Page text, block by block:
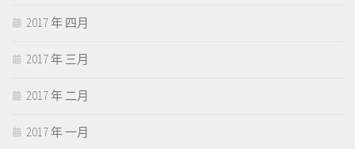
2017 年 四月
2017 年 三月
2017 年 二月
2017 年 一月